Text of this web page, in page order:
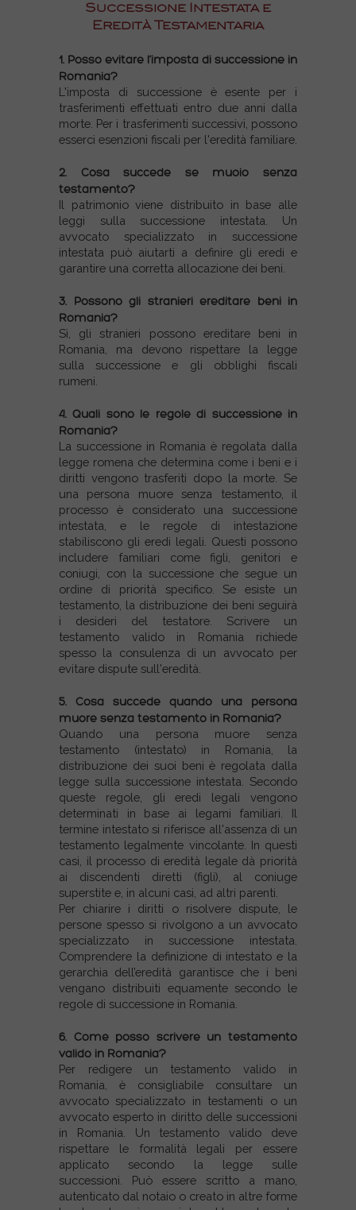
Successione Intestata e
Eredità Testamentaria
1. Posso evitare l’imposta di successione in
Romania?
L'imposta di successione è esente per i
trasferimenti effettuati entro due anni dalla
morte. Per i trasferimenti successivi, possono
esserci esenzioni fiscali per l'eredità familiare.
2. Cosa succede se muoio senza
testamento?
Il patrimonio viene distribuito in base alle
leggi sulla successione intestata. Un
avvocato specializzato in successione
intestata può aiutarti a definire gli eredi e
garantire una corretta allocazione dei beni.
3. Possono gli stranieri ereditare beni in
Romania?
Sì, gli stranieri possono ereditare beni in
Romania, ma devono rispettare la legge
sulla successione e gli obblighi fiscali
rumeni.
4. Quali sono le regole di successione in
Romania?
La successione in Romania è regolata dalla
legge romena che determina come i beni e i
diritti vengono trasferiti dopo la morte. Se
una persona muore senza testamento, il
processo è considerato una successione
intestata, e le regole di intestazione
stabiliscono gli eredi legali. Questi possono
includere familiari come figli, genitori e
coniugi, con la successione che segue un
ordine di priorità specifico. Se esiste un
testamento, la distribuzione dei beni seguirà
i desideri del testatore. Scrivere un
testamento valido in Romania richiede
spesso la consulenza di un avvocato per
evitare dispute sull'eredità.
5. Cosa succede quando una persona
muore senza testamento in Romania?
Quando una persona muore senza
testamento (intestato) in Romania, la
distribuzione dei suoi beni è regolata dalla
legge sulla successione intestata. Secondo
queste regole, gli eredi legali vengono
determinati in base ai legami familiari. Il
termine intestato si riferisce all'assenza di un
testamento legalmente vincolante. In questi
casi, il processo di eredità legale dà priorità
ai discendenti diretti (figli), al coniuge
superstite e, in alcuni casi, ad altri parenti.
Per chiarire i diritti o risolvere dispute, le
persone spesso si rivolgono a un avvocato
specializzato in successione intestata.
Comprendere la definizione di intestato e la
gerarchia dell’eredità garantisce che i beni
vengano distribuiti equamente secondo le
regole di successione in Romania.
6. Come posso scrivere un testamento
valido in Romania?
Per redigere un testamento valido in
Romania, è consigliabile consultare un
avvocato specializzato in testamenti o un
avvocato esperto in diritto delle successioni
in Romania. Un testamento valido deve
rispettare le formalità legali per essere
applicato secondo la legge sulle
successioni. Può essere scritto a mano,
autenticato dal notaio o creato in altre forme